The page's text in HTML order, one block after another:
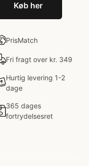
Køb her
PrisMatch
Fri fragt over kr. 349
Hurtig levering 1-2
dage
365 dages
fortrydelsesret